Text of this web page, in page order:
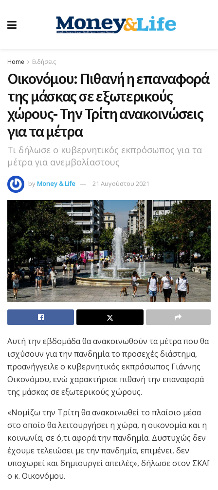
Home Ειδήσεις
Οικονόμου: Πιθανή η επαναφορά
της μάσκας σε εξωτερικούς
χώρους- Την Τρίτη ανακοινώσεις
για τα μέτρα
Τι δήλωσε ο κυβερνητικός εκπρόσωπος για τα
μέτρα για ανεμβολίαστους
byMoney & Life 21 Αυγούστου 2021
Αυτή την εβδομάδα θα ανακοινωθούν τα μέτρα που θα
ισχύσουν για την πανδημία το προσεχές διάστημα,
προανήγγειλε ο κυβερνητικός εκπρόσωπος Γιάννης
Οικονόμου, ενώ χαρακτήρισε πιθανή την επαναφορά
της μάσκας σε εξωτερικούς χώρους.
«Νομίζω την Τρίτη θα ανακοινωθεί το πλαίσιο μέσα
στο οποίο θα λειτουργήσει η χώρα, η οικονομία και η
κοινωνία, σε ό,τι αφορά την πανδημία. Δυστυχώς δεν
έχουμε τελειώσει με την πανδημία, επιμένει, δεν
υποχωρεί και δημιουργεί απειλές», δήλωσε στον ΣΚΑΪ
ο κ. Οικονόμου.